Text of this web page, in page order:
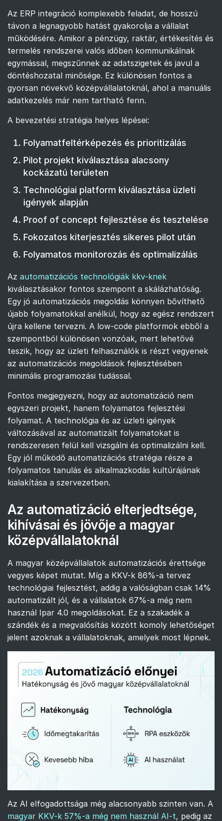
Az ERP integráció komplexebb feladat, de hosszú
távon a legnagyobb hatást gyakorolja a vállalat
működésére. Amikor a pénzügy, raktár, értékesítés és
termelés rendszerei valós időben kommunikálnak
egymással, megszűnnek az adatszigetek és javul a
döntéshozatal minősége. Ez különösen fontos a
gyorsan növekvő középvállalatoknál, ahol a manuális
adatkezelés már nem tartható fenn.
A bevezetési stratégia helyes lépései:
Folyamatfeltérképezés és prioritizálás
Pilot projekt kiválasztása alacsony
kockázatú területen
Technológiai platform kiválasztása üzleti
igények alapján
Proof of concept fejlesztése és tesztelése
Fokozatos kiterjesztés sikeres pilot után
Folyamatos monitorozás és optimalizálás
Az automatizációs technológiák kkv-knek
kiválasztásakor fontos szempont a skálázhatóság.
Egy jó automatizációs megoldás könnyen bővíthető
újabb folyamatokkal anélkül, hogy az egész rendszert
újra kellene tervezni. A low-code platformok ebből a
szempontból különösen vonzóak, mert lehetővé
teszik, hogy az üzleti felhasználók is részt vegyenek
az automatizációs megoldások fejlesztésében
minimális programozási tudással.
Fontos megjegyezni, hogy az automatizáció nem
egyszeri projekt, hanem folyamatos fejlesztési
folyamat. A technológia és az üzleti igények
változásával az automatizált folyamatokat is
rendszeresen felül kell vizsgálni és optimalizálni kell.
Egy jól működő automatizációs stratégia része a
folyamatos tanulás és alkalmazkodás kultúrájának
kialakítása a szervezetben.
Az automatizáció elterjedtsége,
kihívásai és jövője a magyar
középvállalatoknál
A magyar középvállalatok automatizációs érettsége
vegyes képet mutat. Míg a KKV-k 86%-a tervez
technológiai fejlesztést, addig a valóságban csak 14%
automatizált jól, és a vállalatok 67%-a még nem
használ Ipar 4.0 megoldásokat. Ez a szakadék a
szándék és a megvalósítás között komoly lehetőséget
jelent azoknak a vállalatoknak, amelyek most lépnek.
Az AI elfogadottsága még alacsonyabb szinten van. A
magyar KKV-k 57%-a még nem használ AI-t, pedig az